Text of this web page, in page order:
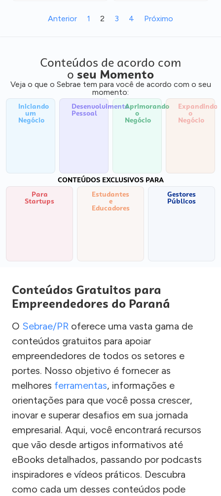
Anterior 1 2 3 4 Próximo
Conteúdos de acordo com
o seu Momento
Veja o que o Sebrae tem para você de acordo com o seu
momento:
Iniciando
um
Negócio
Desenvolvimento
Pessoal
Aprimorando
o
Negócio
Expandindo
o
Negócio
CONTEÚDOS EXCLUSIVOS PARA
Para
Startups
Estudantes
e
Educadores
Gestores
Públicos
Conteúdos Gratuitos para
Empreendedores do Paraná
O Sebrae/PR oferece uma vasta gama de
conteúdos gratuitos para apoiar
empreendedores de todos os setores e
portes. Nosso objetivo é fornecer as
melhores ferramentas, informações e
orientações para que você possa crescer,
inovar e superar desafios em sua jornada
empresarial. Aqui, você encontrará recursos
que vão desde artigos informativos até
eBooks detalhados, passando por podcasts
inspiradores e vídeos práticos. Descubra
como cada um desses conteúdos pode